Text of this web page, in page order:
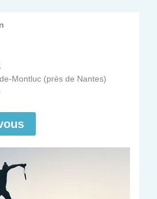
Montluc (près de Nantes)